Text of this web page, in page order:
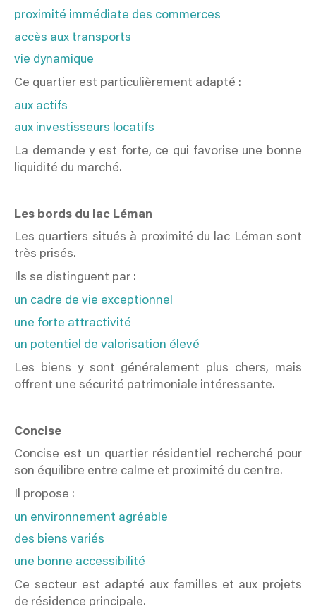
proximité immédiate des commerces
accès aux transports
vie dynamique
Ce quartier est particulièrement adapté :
aux actifs
aux investisseurs locatifs
La demande y est forte, ce qui favorise une bonne
liquidité du marché.
Les bords du lac Léman
Les quartiers situés à proximité du lac Léman sont
très prisés.
Ils se distinguent par :
un cadre de vie exceptionnel
une forte attractivité
un potentiel de valorisation élevé
Les biens y sont généralement plus chers, mais
offrent une sécurité patrimoniale intéressante.
Concise
Concise est un quartier résidentiel recherché pour
son équilibre entre calme et proximité du centre.
Il propose :
un environnement agréable
des biens variés
une bonne accessibilité
Ce secteur est adapté aux familles et aux projets
de résidence principale.